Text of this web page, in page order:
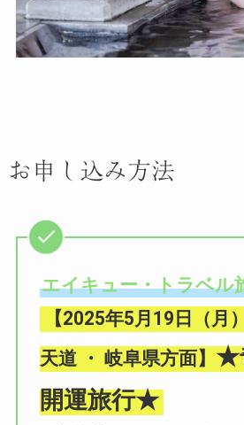
お申し込み方法
エイキュー・トラベル
【2025年5月19日（月
天道 ・ 岐阜県方面】 ★
開運旅行★